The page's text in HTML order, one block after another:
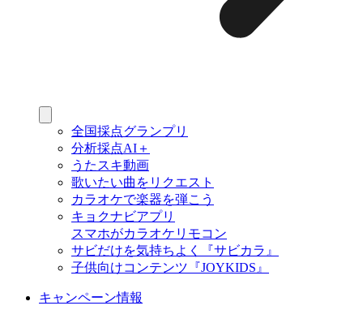
全国採点グランプリ
分析採点AI＋
うたスキ動画
歌いたい曲をリクエスト
カラオケで楽器を弾こう
キョクナビアプリ
スマホがカラオケリモコン
サビだけを気持ちよく『サビカラ』
子供向けコンテンツ『JOYKIDS』
キャンペーン情報